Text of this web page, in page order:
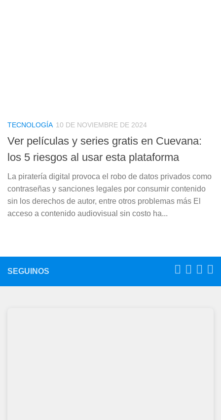
TECNOLOGÍA 10 DE NOVIEMBRE DE 2024
Ver películas y series gratis en Cuevana:
los 5 riesgos al usar esta plataforma
La piratería digital provoca el robo de datos privados como
contraseñas y sanciones legales por consumir contenido
sin los derechos de autor, entre otros problemas más El
acceso a contenido audiovisual sin costo ha...
SEGUINOS